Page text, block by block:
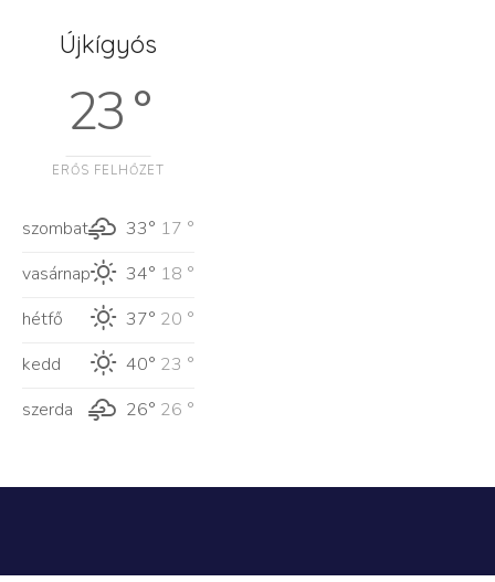
Újkígyós
23 °
ERŐS FELHŐZET
szombat 33° 17 °
vasárnap
34° 18 °
hétfő
37° 20 °
kedd
40° 23 °
szerda
26° 26 °